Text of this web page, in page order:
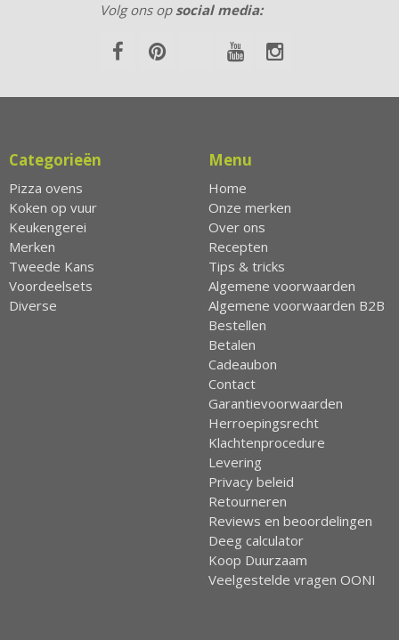
Volg ons op social media:
Categorieën
Pizza ovens
Koken op vuur
Keukengerei
Merken
Tweede Kans
Voordeelsets
Diverse
Menu
Home
Onze merken
Over ons
Recepten
Tips & tricks
Algemene voorwaarden
Algemene voorwaarden B2B
Bestellen
Betalen
Cadeaubon
Contact
Garantievoorwaarden
Herroepingsrecht
Klachtenprocedure
Levering
Privacy beleid
Retourneren
Reviews en beoordelingen
Deeg calculator
Koop Duurzaam
Veelgestelde vragen OONI